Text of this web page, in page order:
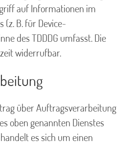
auf Informationen im
(z. B. für Device-
des TDDDG umfasst. Die
widerrufbar.
über Auftragsverarbeitung
oben genannten Dienstes
es sich um einen